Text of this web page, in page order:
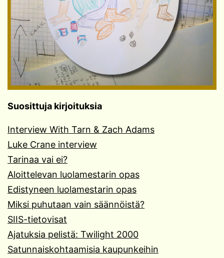
Suosittuja kirjoituksia
Interview With Tarn & Zach Adams
Luke Crane interview
Tarinaa vai ei?
Aloittelevan luolamestarin opas
Edistyneen luolamestarin opas
Miksi puhutaan vain säännöistä?
SIIS-tietovisat
Ajatuksia pelistä: Twilight 2000
Satunnaiskohtaamisia kaupunkeihin